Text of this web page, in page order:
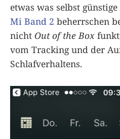
etwas was selbst
Mi Band 2 beherrschen
nicht Out of the Box
vom Tracking und der
Schlafverhaltens.